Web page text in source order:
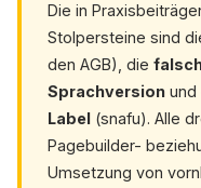
Die in
Stolpersteine sind
den AGB), die
Sprachversion und
Label (snafu). Alle
Pagebuilder-
Umsetzung von